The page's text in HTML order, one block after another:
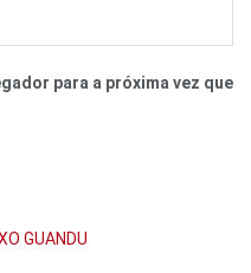
para a próxima vez que